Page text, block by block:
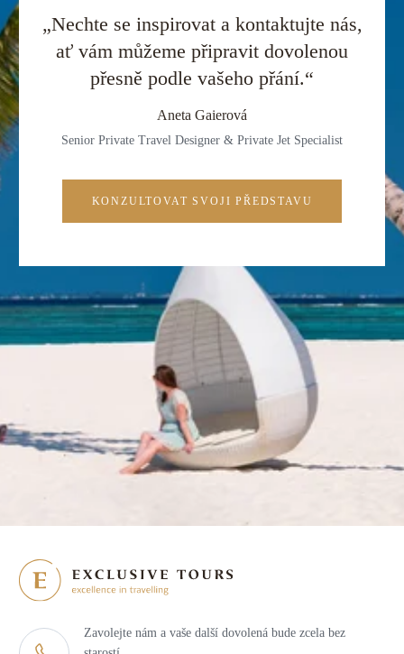
„Nechte se inspirovat a kontaktujte nás,
ať vám můžeme připravit dovolenou
přesně podle vašeho přání.“
Aneta Gaierová
Senior Private Travel Designer & Private Jet Specialist
KONZULTOVAT SVOJI PŘEDSTAVU
Zavolejte nám a vaše další dovolená bude zcela bez